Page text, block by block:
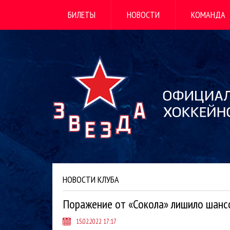
БИЛЕТЫ НОВОСТИ КОМАНДА
НОВОСТИ КЛУБА
Поражение от «Сокола» лишило
15.02.2022 17:17